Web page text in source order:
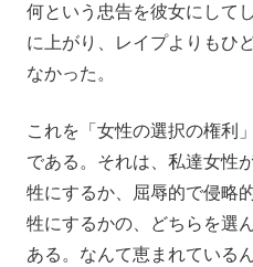
何という忠告を彼女にして
に上がり、レイプよりもひ
なかった。
これを「女性の選択の権利
である。それは、私達女性
牲にするか、屈辱的で侵略
牲にするかの、どちらを選
ある。なんて恵まれている